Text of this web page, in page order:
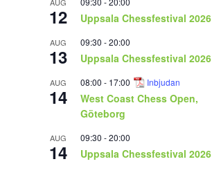
12 Uppsala Chessfestival 2026
AUG
13
09:30 -20:00
Uppsala Chessfestival 2026
AUG
14
08:00 - 17:00 Inbjudan
West Coast Chess Open,
Göteborg
AUG
14
09:30 -20:00
Uppsala Chessfestival 2026